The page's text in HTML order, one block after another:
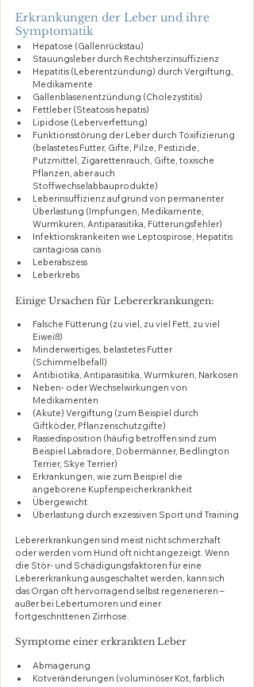
Erkrankungen der Leber und ihre
Symptomatik
Hepatose (Gallenrückstau)
Stauungsleber durch Rechtsherzinsuffizienz
Hepatitis (Leberentzündung) durch Vergiftung,
Medikamente
Gallenblasenentzündung (Cholezystitis)
Fettleber (Steatosis hepatis)
Lipidose (Leberverfettung)
Funktionsstörung der Leber durch Toxifizierung
(belastetes Futter, Gifte, Pilze, Pestizide,
Putzmittel, Zigarettenrauch, Gifte, toxische
Pflanzen, aber auch
Stoffwechselabbauprodukte)
Leberinsuffizienz aufgrund von permanenter
Überlastung (Impfungen, Medikamente,
Wurmkuren, Antiparasitika, Fütterungsfehler)
Infektionskrankeiten wie Leptospirose, Hepatitis
cantagiosa canis
Leberabszess
Leberkrebs
Einige Ursachen für Lebererkrankungen:
Falsche Fütterung (zu viel, zu viel Fett, zu viel
Eiweiß)
Minderwertiges, belastetes Futter
(Schimmelbefall)
Antibiotika, Antiparasitika, Wurmkuren, Narkosen
Neben- oder Wechselwirkungen von
Medikamenten
(Akute) Vergiftung (zum Beispiel durch
Giftköder, Pflanzenschutzgifte)
Rassedisposition (häufig betroffen sind zum
Beispiel Labradore, Dobermänner, Bedlington
Terrier, Skye Terrier)
Erkrankungen, wie zum Beispiel die
angeborene Kupferspeicherkrankheit
Übergewicht
Überlastung durch exzessiven Sport und Training
Lebererkrankungen sind meist nicht schmerzhaft
oder werden vom Hund oft nicht angezeigt. Wenn
die Stör- und Schädigungsfaktoren für eine
Lebererkrankung ausgeschaltet werden, kann sich
das Organ oft hervorragend selbst regenerieren –
außer bei Lebertumoren und einer
fortgeschrittenen Zirrhose.
Symptome einer erkrankten Leber
Abmagerung
Kotveränderungen (voluminöser Kot, farblich